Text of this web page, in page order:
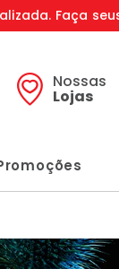
Faça
Nossas
Lojas